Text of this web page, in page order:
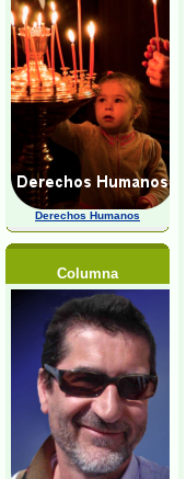
Derechos Humanos
Columna